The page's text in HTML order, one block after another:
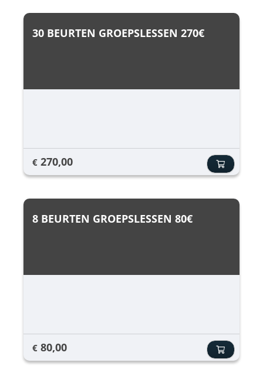
30 BEURTEN GROEPSLESSEN 270€
€ 270,00
8 BEURTEN GROEPSLESSEN 80€
€ 80,00